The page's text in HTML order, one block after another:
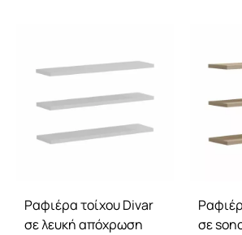
Ραφιέρα τοίχου Divar
σε λευκή απόχρωση
σε